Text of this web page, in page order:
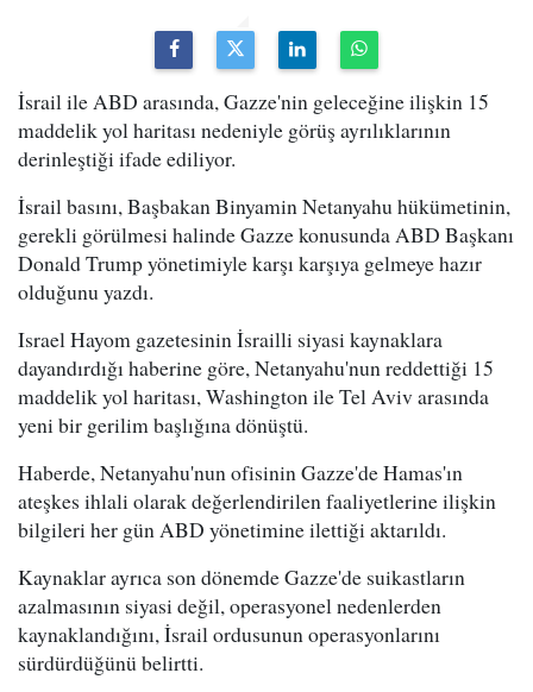
İsrail ile ABD arasında, Gazze'nin geleceğine ilişkin 15
maddelik yol haritası nedeniyle görüş ayrılıklarının
derinleştiği ifade ediliyor.
İsrail basını, Başbakan Binyamin Netanyahu hükümetinin,
gerekli görülmesi halinde Gazze konusunda ABD Başkanı
Donald Trump yönetimiyle karşı karşıya gelmeye hazır
olduğunu yazdı.
Israel Hayom gazetesinin İsrailli siyasi kaynaklara
dayandırdığı haberine göre, Netanyahu'nun reddettiği 15
maddelik yol haritası, Washington ile Tel Aviv arasında
yeni bir gerilim başlığına dönüştü.
Haberde, Netanyahu'nun ofisinin Gazze'de Hamas'ın
ateşkes ihlali olarak değerlendirilen faaliyetlerine ilişkin
bilgileri her gün ABD yönetimine ilettiği aktarıldı.
Kaynaklar ayrıca son dönemde Gazze'de suikastların
azalmasının siyasi değil, operasyonel nedenlerden
kaynaklandığını, İsrail ordusunun operasyonlarını
sürdürdüğünü belirtti.